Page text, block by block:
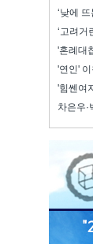
‘낮에
‘고려거
'혼례대
'연인'
'힘쎈여
차은우